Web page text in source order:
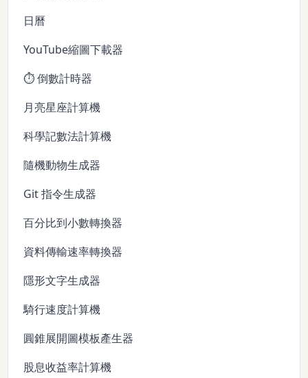
日曆
YouTube縮圖下載器
⏱️ 倒數計時器
月亮星座計算機
科學記數法計算機
隨機動物生成器
Git 指令生成器
百分比到小數轉換器
資料傳輸速率轉換器
隱形文字生成器
騎行速度計算機
圓錐展開圖模板產生器
股息收益率計算機